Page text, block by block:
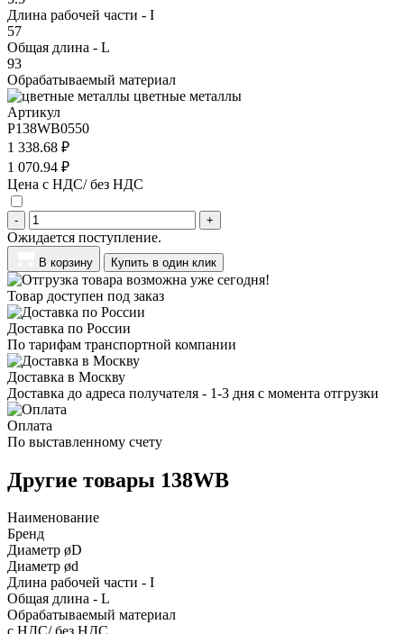
Длина рабочей части - I
57
Общая длина - L
93
Обрабатываемый материал
цветные металлы
Артикул
P138WB0550
1 338.68 ₽
1 070.94 ₽
Цена с НДС/ без НДС
- +
Ожидается поступление.
В корзину Купить в один клик
Товар доступен под заказ
Доставка по России
По тарифам транспортной компании
Доставка в Москву
Доставка до адреса получателя - 1-3 дня с момента отгрузки
Оплата
По выставленному счету
Другие товары 138WB
Наименование
Бренд
Диаметр øD
Диаметр ød
Длина рабочей части - I
Общая длина - L
Обрабатываемый материал